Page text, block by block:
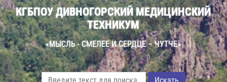
КГБПОУ ДИВНОГОРСКИЙ МЕДИЦИНСКИЙ
ТЕХНИКУМ
«МЫСЛЬ - СМЕЛЕЕ И СЕРДЦЕ – ЧУТЧЕ»